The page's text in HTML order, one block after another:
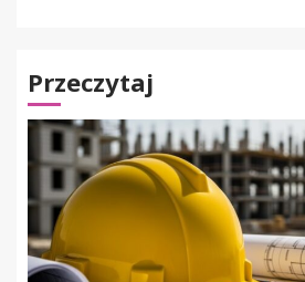
Przeczytaj